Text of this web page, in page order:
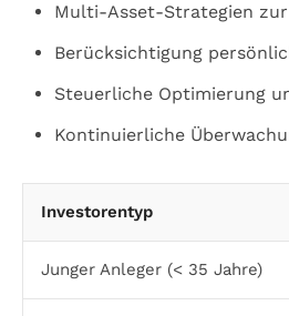
Multi-Asset-Strategien
Berücksichtigung
Steuerliche Optimierung
Kontinuierliche
Investorentyp
Junger Anleger (< 35 Jahre)